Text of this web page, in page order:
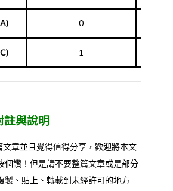
0
1
註與說明
文章並且覺得值得分享，歡迎將本文
個讚！但是請不要整篇文章或是部分
製、貼上、轉載到未經許可的地方